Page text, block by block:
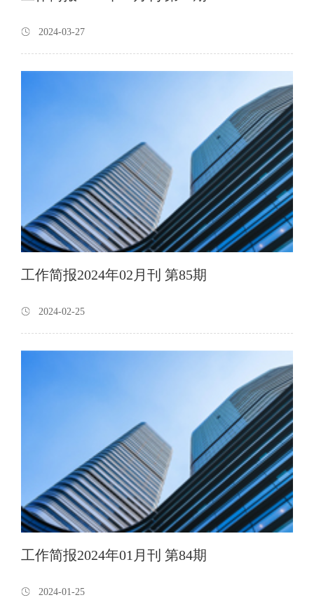
2024-03-27
工作简报2024年02月刊 第85期
2024-02-25
工作简报2024年01月刊 第84期
2024-01-25